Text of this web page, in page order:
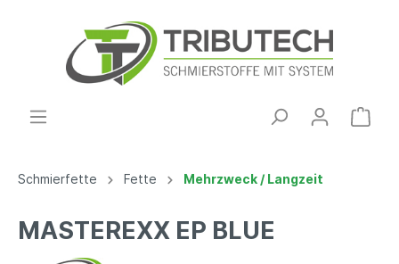
Schmierfette Fette Mehrzweck / Langzeit
MASTEREXX EP BLUE